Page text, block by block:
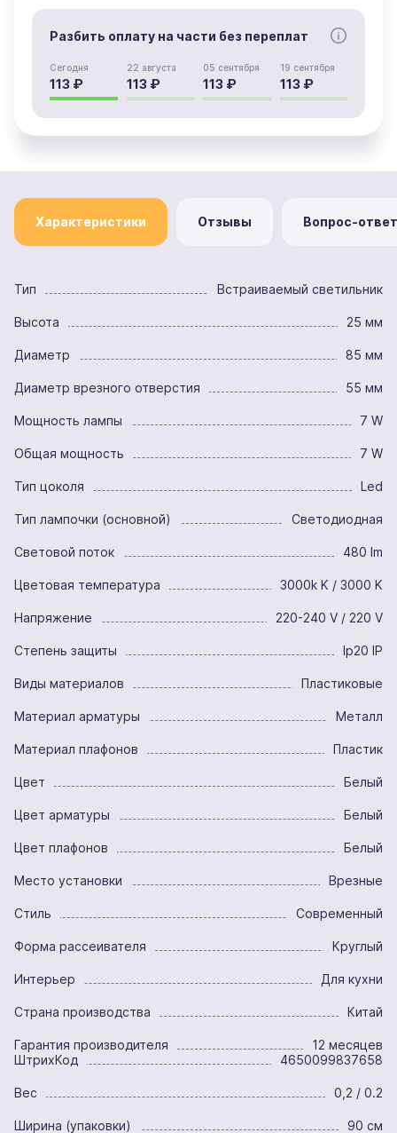
Разбить оплату на части без переплат
Сегодня
113 ₽
22 августа
113 ₽
05 сентября
113 ₽
19 сентября
113 ₽
Характеристики Отзывы Вопрос-ответ
Тип Встраиваемый светильник
Высота 25 мм
Диаметр 85 мм
Диаметр врезного отверстия 55 мм
Мощность лампы 7 W
Общая мощность 7 W
Тип цоколя Led
Тип лампочки (основной) Светодиодная
Световой поток 480 lm
Цветовая температура 3000k K / 3000 K
Напряжение 220-240 V / 220 V
Степень защиты Ip20 IP
Виды материалов Пластиковые
Материал арматуры Металл
Материал плафонов Пластик
Цвет Белый
Цвет арматуры Белый
Цвет плафонов Белый
Место установки Врезные
Стиль Современный
Форма рассеивателя Круглый
Интерьер Для кухни
Страна производства Китай
Гарантия производителя
12 месяцев
ШтрихКод
4650099837658
Вес 0,2 / 0.2
Ширина (упаковки) 90 см